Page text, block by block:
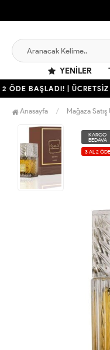
YENILER
BAŞLADI! | ÜCRETSİZ
Anasayfa Mağaza Satış
KARGO
BEDAVA
3 AL 2 ÖDE